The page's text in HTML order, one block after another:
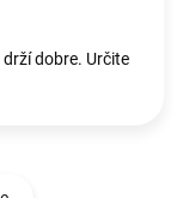
dobre. Určite